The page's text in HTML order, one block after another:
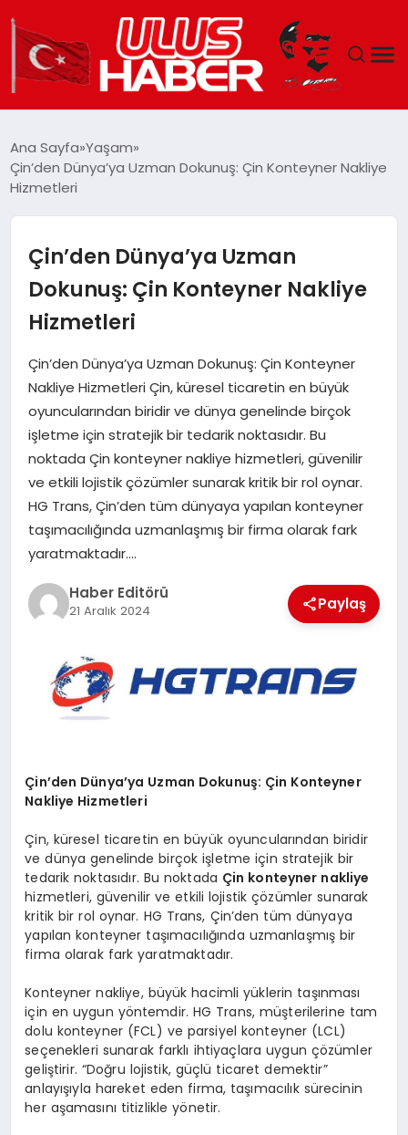
DÜNYA
SIYASET
TEKNOLOJI
EĞITIM
MAGAZIN
SPOR
YAŞAM
Ana Sayfa Yaşam
Çin’den Dünya’ya Uzman Dokunuş: Çin Konteyner Nakliye
Hizmetleri
Çin’den Dünya’ya Uzman
Dokunuş: Çin Konteyner Nakliye
Hizmetleri
Çin’den Dünya’ya Uzman Dokunuş: Çin Konteyner
Nakliye Hizmetleri Çin, küresel ticaretin en büyük
oyuncularından biridir ve dünya genelinde birçok
işletme için stratejik bir tedarik noktasıdır. Bu
noktada Çin konteyner nakliye hizmetleri, güvenilir
ve etkili lojistik çözümler sunarak kritik bir rol oynar.
HG Trans, Çin’den tüm dünyaya yapılan konteyner
taşımacılığında uzmanlaşmış bir firma olarak fark
yaratmaktadır….
Haber Editörü
21 Aralık 2024 Paylaş
Çin’den Dünya’ya Uzman Dokunuş: Çin Konteyner
Nakliye Hizmetleri
Çin, küresel ticaretin en büyük oyuncularından biridir
ve dünya genelinde birçok işletme için stratejik bir
tedarik noktasıdır. Bu noktada Çin konteyner nakliye
hizmetleri, güvenilir ve etkili lojistik çözümler sunarak
kritik bir rol oynar. HG Trans, Çin’den tüm dünyaya
yapılan konteyner taşımacılığında uzmanlaşmış bir
firma olarak fark yaratmaktadır.
Konteyner nakliye, büyük hacimli yüklerin taşınması
için en uygun yöntemdir. HG Trans, müşterilerine tam
dolu konteyner (FCL) ve parsiyel konteyner (LCL)
seçenekleri sunarak farklı ihtiyaçlara uygun çözümler
geliştirir. “Doğru lojistik, güçlü ticaret demektir”
anlayışıyla hareket eden firma, taşımacılık sürecinin
her aşamasını titizlikle yönetir.